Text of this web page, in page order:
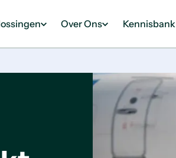
Over Ons Kennisbank